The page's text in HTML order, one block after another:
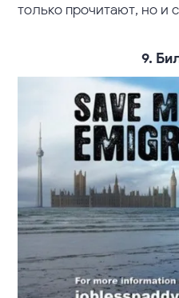
только прочитают, но и
9.